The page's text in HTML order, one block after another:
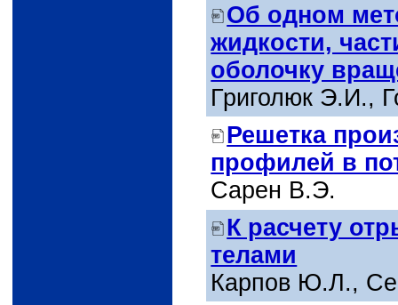
Об одном
жидкости,
оболочку
Григолюк Э.И.,
Решетка
профилей в
Сарен В.Э.
К расчету
телами
Карпов Ю.Л.,